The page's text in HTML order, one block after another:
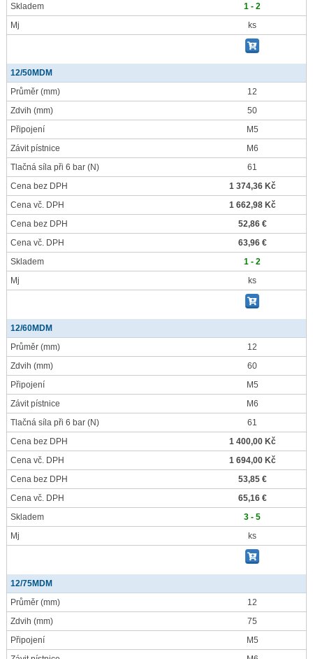
Skladem
1 - 2
Mj
ks
12/50MDM
Průměr (mm)
12
Zdvih (mm)
50
Připojení
M5
Závit pístnice
M6
Tlačná síla při 6 bar (N)
61
Cena bez DPH
1 374,36 Kč
Cena vč. DPH
1 662,98 Kč
Cena bez DPH
52,86 €
Cena vč. DPH
63,96 €
Skladem
1 - 2
Mj
ks
12/60MDM
Průměr (mm)
12
Zdvih (mm)
60
Připojení
M5
Závit pístnice
M6
Tlačná síla při 6 bar (N)
61
Cena bez DPH
1 400,00 Kč
Cena vč. DPH
1 694,00 Kč
Cena bez DPH
53,85 €
Cena vč. DPH
65,16 €
Skladem
3 - 5
Mj
ks
12/75MDM
Průměr (mm)
12
Zdvih (mm)
75
Připojení
M5